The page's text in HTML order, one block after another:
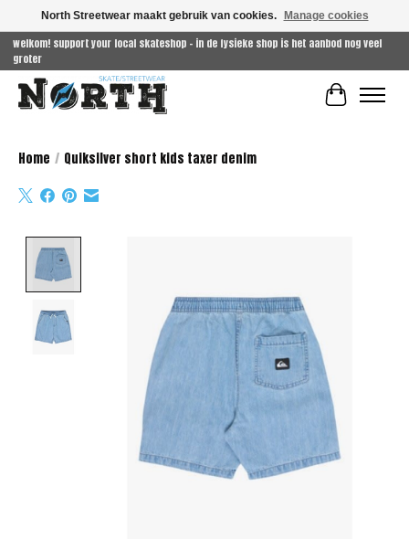
welkom! support your local skateshop - in de fysieke shop is het aanbod nog veel
groter
Home / Quiksilver short kids taxer denim
North Streetwear maakt gebruik van cookies. Manage cookies